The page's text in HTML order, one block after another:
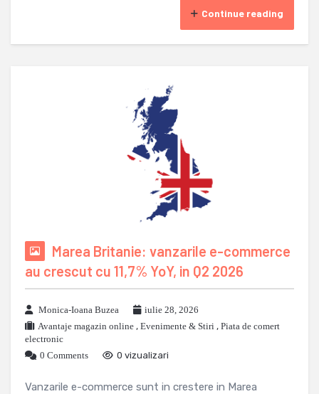
Continue reading
Marea Britanie: vanzarile e-commerce
au crescut cu 11,7% YoY, in Q2 2026
Monica-Ioana Buzea
iulie 28, 2026
Avantaje magazin online , Evenimente & Stiri , Piata de comert
electronic
0 Comments
0 vizualizari
Vanzarile e-commerce sunt in crestere in Marea